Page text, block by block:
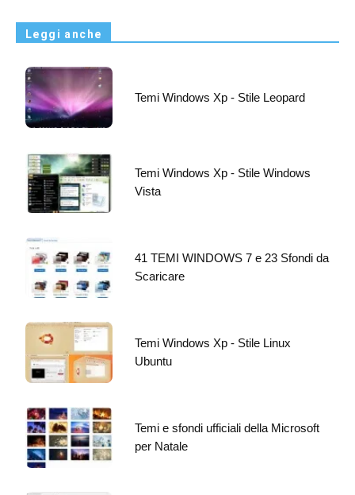
Leggi anche
Temi Windows Xp - Stile Leopard
Temi Windows Xp - Stile Windows
Vista
41 TEMI WINDOWS 7 e 23 Sfondi da
Scaricare
Temi Windows Xp - Stile Linux
Ubuntu
Temi e sfondi ufficiali della Microsoft
per Natale